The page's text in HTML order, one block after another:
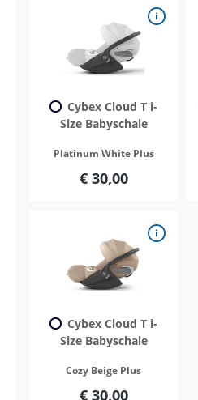
Cybex Cloud T i-
Size Babyschale
Platinum White Plus
€ 30,00
Cybex Cloud T i-
Size Babyschale
Cozy Beige Plus
€ 30,00